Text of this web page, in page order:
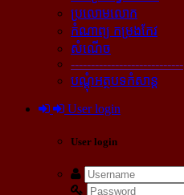
ប្រលោមលោក
កំណាព្យ កម្រងកែវ
សំណើច
----------------------------
បណ្ដុំអត្ថបទកំសាន្ដ
User login
User login